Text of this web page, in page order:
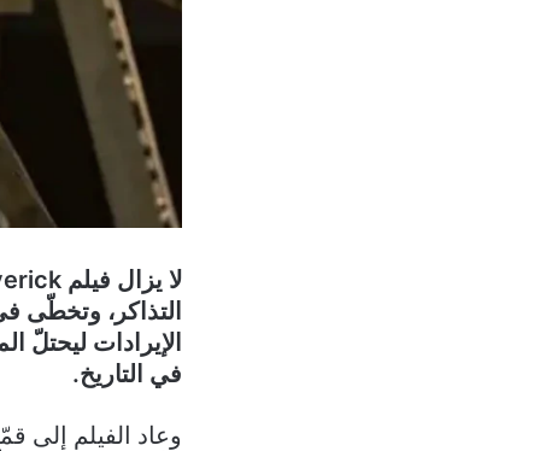
الإيرادات ليحتلّ
في التاريخ.
وعاد الفيلم إلى